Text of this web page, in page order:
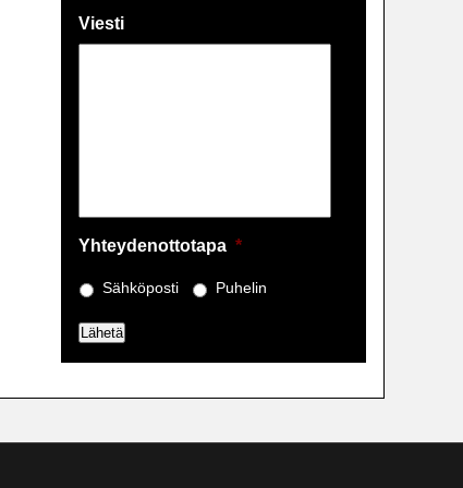
Viesti
Yhteydenottotapa *
Sähköposti Puhelin
Lähetä